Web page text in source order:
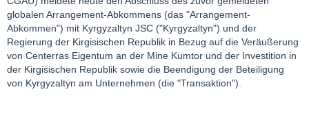
globalen Arrangement-Abkommens (das "Arrangement-
Abkommen") mit Kyrgyzaltyn JSC ("Kyrgyzaltyn") und der
Regierung der Kirgisischen Republik in Bezug auf die Veräußerung
von Centerras Eigentum an der Mine Kumtor und der Investition in
der Kirgisischen Republik sowie die Beendigung der Beteiligung
von Kyrgyzaltyn am Unternehmen (die "Transaktion").